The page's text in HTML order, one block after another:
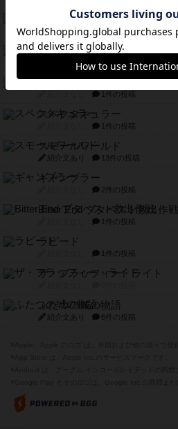
リスボン・トラム 28
紹介文あり 9件の投稿
アマナイト
紹介文なし 1件の投稿
ブラヴェスト
1件の投稿
スペクタキュラー
1件の投稿
スモールワールド
紹介文あり 13件の投稿
ギャンブラー
2件の投稿
Bitter End ブタペスト救出作戦
1件の投稿
ラピード
1件の投稿
ザ・フラッフィー・ライト
ふたつの城の物語
紹介文あり 6件の投稿